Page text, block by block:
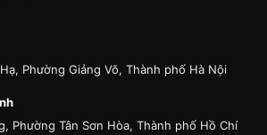
Phường Giảng Võ, Thành phố Hà Nội
Phường Tân Sơn Hòa, Thành phố Hồ Chí